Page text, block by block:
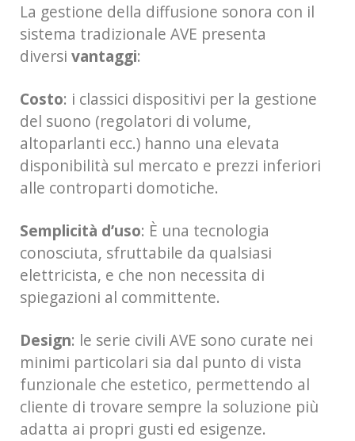
La gestione della diffusione sonora con il
sistema tradizionale AVE presenta
diversi vantaggi:
Costo: i classici dispositivi per la gestione
del suono (regolatori di volume,
altoparlanti ecc.) hanno una elevata
disponibilità sul mercato e prezzi inferiori
alle controparti domotiche.
Semplicità d’uso: È una tecnologia
conosciuta, sfruttabile da qualsiasi
elettricista, e che non necessita di
spiegazioni al committente.
Design: le serie civili AVE sono curate nei
minimi particolari sia dal punto di vista
funzionale che estetico, permettendo al
cliente di trovare sempre la soluzione più
adatta ai propri gusti ed esigenze.